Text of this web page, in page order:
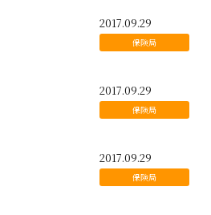
2017.09.29
2017.09.29
2017.09.29